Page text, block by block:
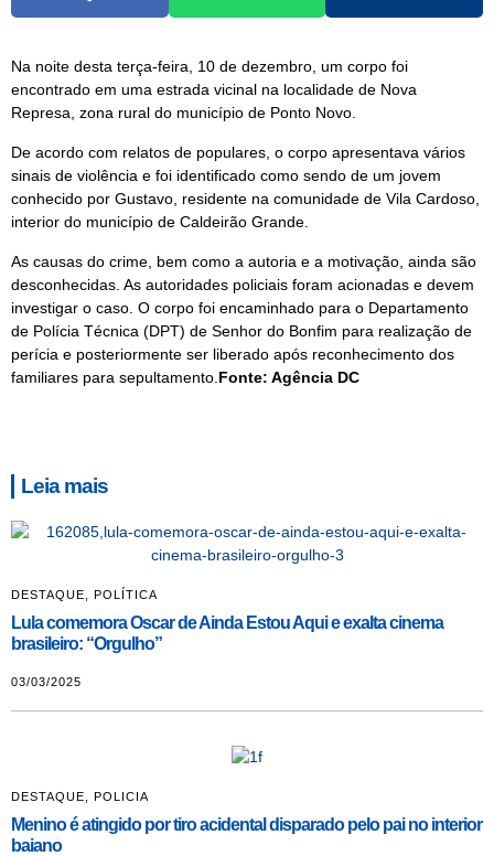
Na noite desta terça-feira, 10 de dezembro, um corpo foi
encontrado em uma estrada vicinal na localidade de Nova
Represa, zona rural do município de Ponto Novo.
De acordo com relatos de populares, o corpo apresentava vários
sinais de violência e foi identificado como sendo de um jovem
conhecido por Gustavo, residente na comunidade de Vila Cardoso,
interior do município de Caldeirão Grande.
As causas do crime, bem como a autoria e a motivação, ainda são
desconhecidas. As autoridades policiais foram acionadas e devem
investigar o caso. O corpo foi encaminhado para o Departamento
de Polícia Técnica (DPT) de Senhor do Bonfim para realização de
perícia e posteriormente ser liberado após reconhecimento dos
familiares para sepultamento. Fonte: Agência DC
Leia mais
DESTAQUE POLÍTICA
Lula comemora Oscar de Ainda Estou Aqui e exalta cinema
brasileiro: “Orgulho”
03/03/2025
DESTAQUE POLICIA
Menino é atingido por tiro acidental disparado pelo pai no interior
baiano